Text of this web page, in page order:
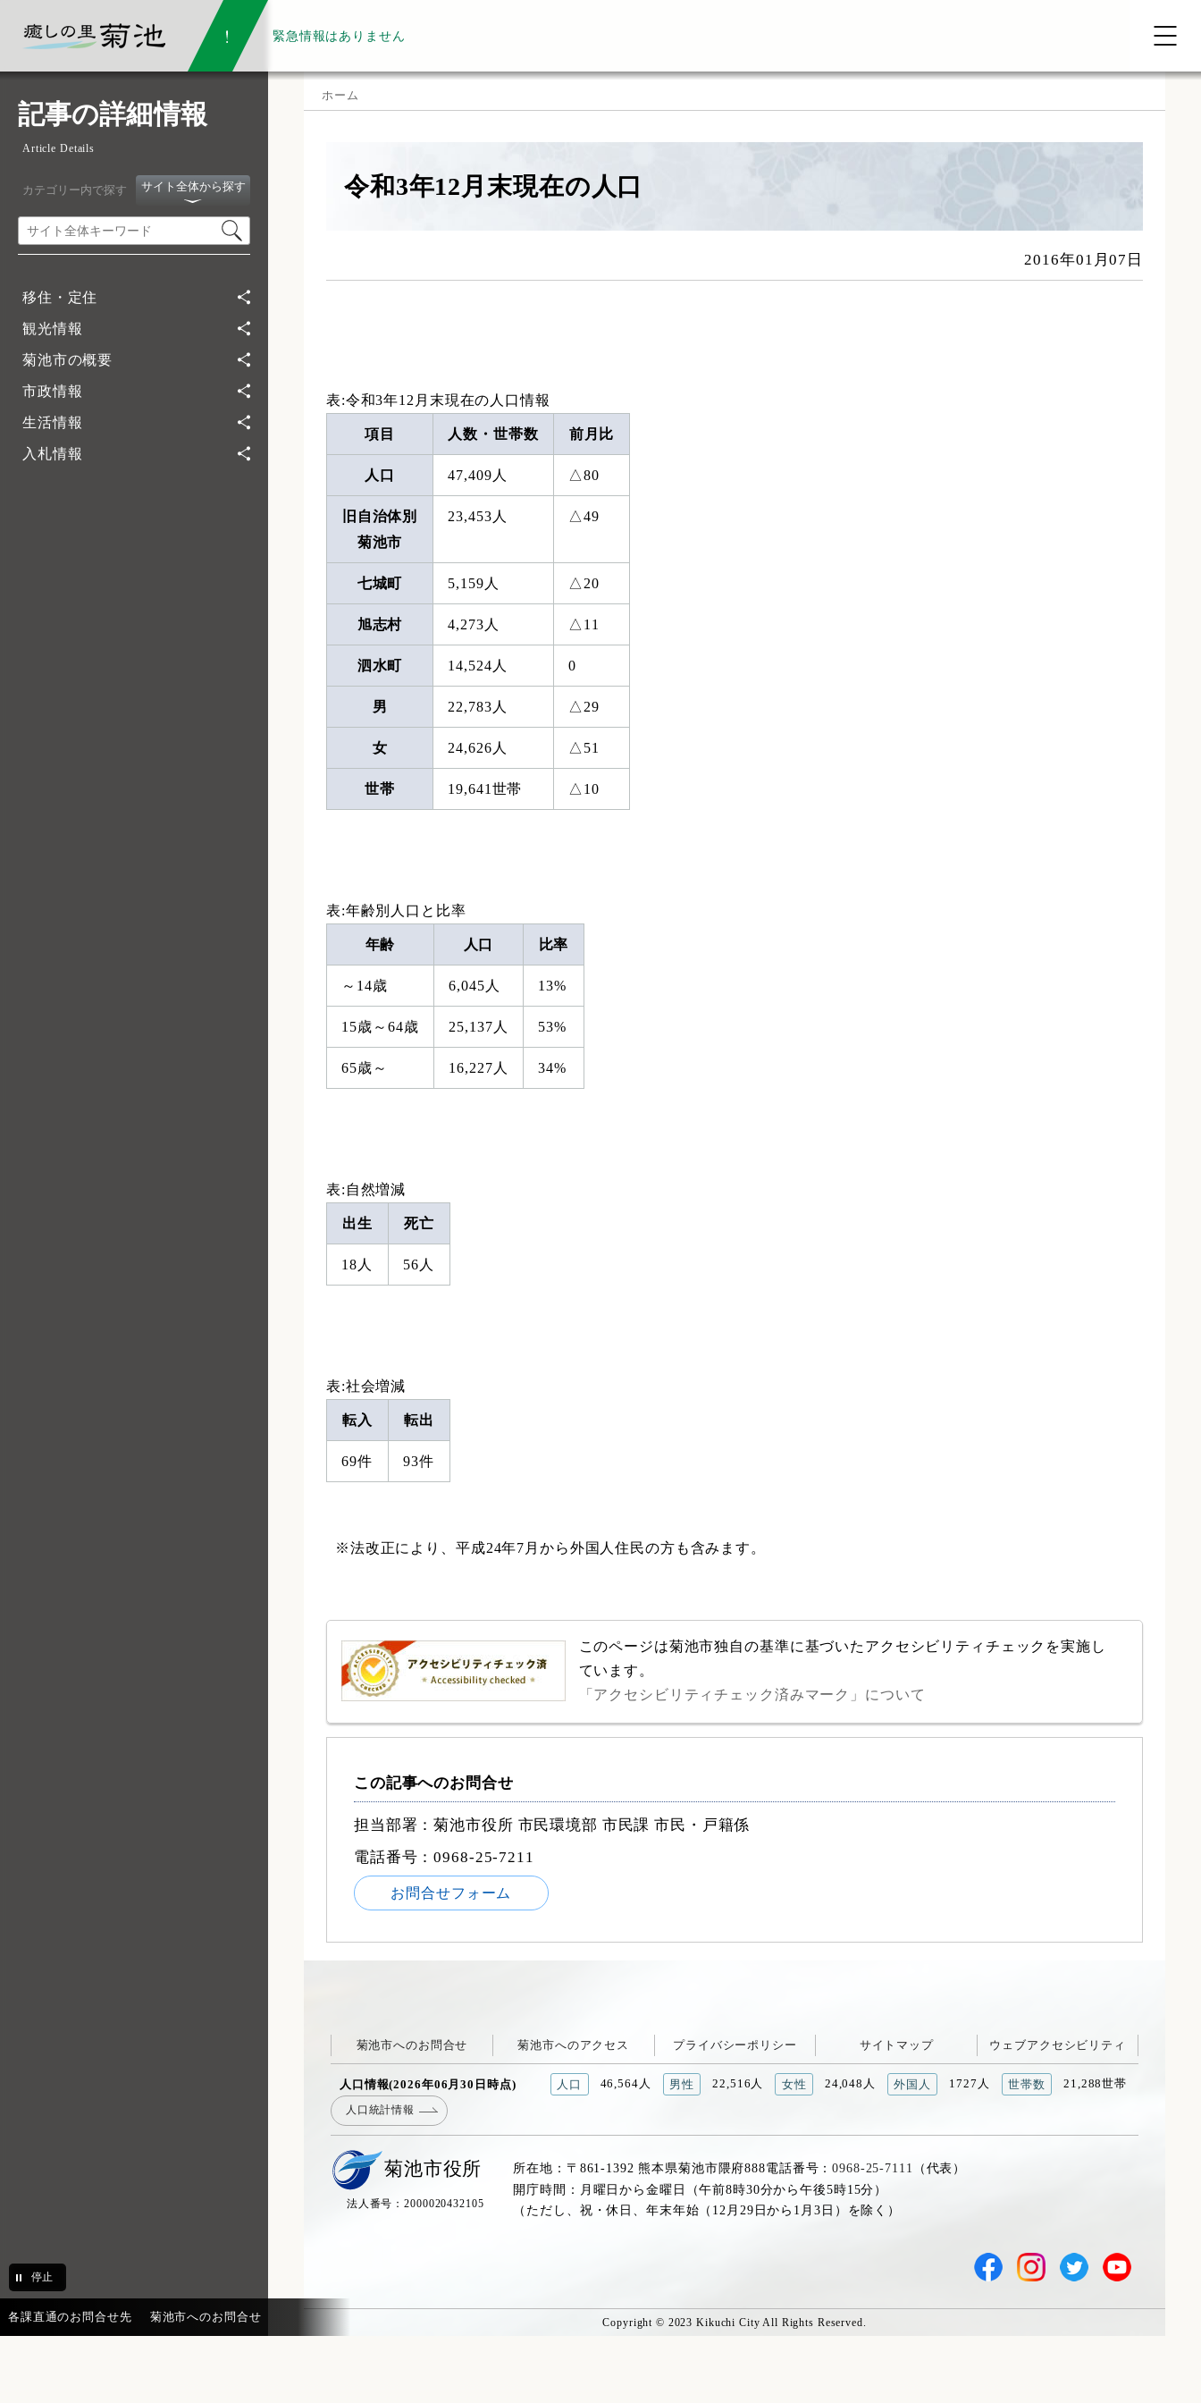
緊急情報はありません
記事の詳細情報
Article Details
カテゴリー内で探す サイト全体から探す
移住・定住
観光情報
菊池市の概要
市政情報
生活情報
入札情報
停止
ホーム
令和3年12月末現在の人口
2016年01月07日
表:令和3年12月末現在の人口情報
項目
人数・世帯数 前月比
人口 47,409人 △80
旧自治体別
菊池市
23,453人 △49
七城町 5,159人 △20
旭志村 4,273人 △11
泗水町 14,524人 0
男 22,783人 △29
女 24,626人 △51
世帯 19,641世帯 △10
表:年齢別人口と比率
年齢
人口 比率
～14歳 6,045人 13%
15歳～64歳 25,137人 53%
65歳～ 16,227人 34%
表:自然増減
出生
死亡
18人 56人
表:社会増減
転入
転出
69件 93件
※法改正により、平成24年7月から外国人住民の方も含みます。
このページは菊池市独自の基準に基づいたアクセシビリティチェックを実施し
ています。
「アクセシビリティチェック済みマーク」について
この記事へのお問合せ
担当部署：菊池市役所 市民環境部 市民課 市民・戸籍係
電話番号：0968-25-7211
お問合せフォーム
菊池市へのお問合せ 菊池市へのアクセス プライバシーポリシー サイトマップ ウェブアクセシビリティ
人口情報(2026年06月30日時点) 人口 46,564人 男性 22,516人 女性 24,048人 外国人 1727人 世帯数 21,288世帯
人口統計情報
菊池市役所
法人番号：2000020432105
所在地：〒861-1392 熊本県菊池市隈府888電話番号：0968-25-7111
（代表）
開庁時間：月曜日から金曜日（午前8時30分から午後5時15分）
（ただし、祝・休日、年末年始（12月29日から1月3日）を除く）
Copyright © 2023 Kikuchi City All Rights Reserved.
各課直通のお問合せ先 菊池市へのお問合せ